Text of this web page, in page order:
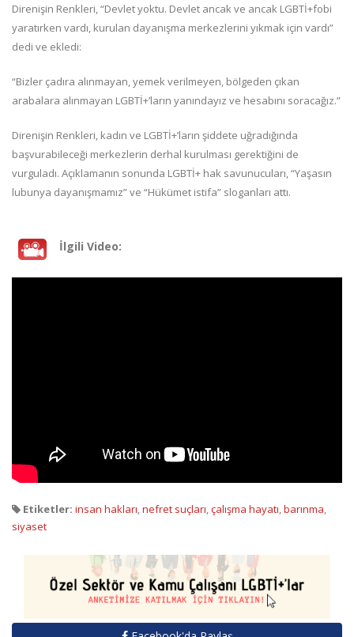
Direnişin Renkleri, “Devlet yoktu. Devlet ancak ve ancak LGBTİ+fobi
yaratırken vardı, kurulan dayanışma merkezlerini yıkmak için vardı”
dedi ve ekledi:
“Bizler çadıra alınmayan, yemek verilmeyen, bölgeden çıkan
arabalara alınmayan LGBTİ+’ların yanındayız ve hesabını soracağız.”
Direnişin Renkleri, kadın ve LGBTİ+’ların şiddete uğradığında
başvurabileceği merkezlerin derhal kurulması gerektiğini de
vurguladı. Açıklamanın sonunda LGBTİ+ hak savunucuları, “Yaşasın
lubunya dayanışmamız” ve “Hükümet istifa” sloganları attı.
İlgili Video:
Etiketler: insan hakları,nefret suçları,çalışma hayatı,barınma,
siyaset